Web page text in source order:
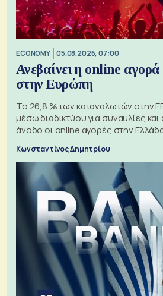
ECONOMY 05.08.2026, 07:00
Ανεβαίνει η online αγορά
στην Ευρώπη
Το 26,8 % των καταναλωτών στην
μέσω διαδικτύου για συναυλίες
άνοδο οι online αγορές στην
Κωνσταντίνος Δημητρίου